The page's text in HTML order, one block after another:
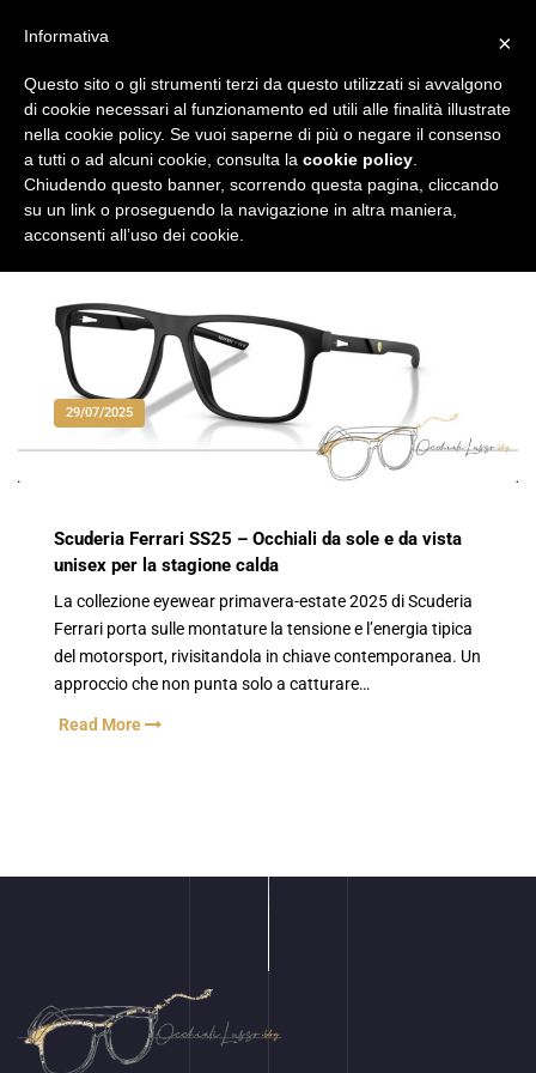
29/07/2025
Scuderia Ferrari SS25 – Occhiali da sole e da vista
unisex per la stagione calda
La collezione eyewear primavera-estate 2025 di Scuderia
Ferrari porta sulle montature la tensione e l’energia tipica
del motorsport, rivisitandola in chiave contemporanea. Un
approccio che non punta solo a catturare…
Read More
×
Informativa
Questo sito o gli strumenti terzi da questo utilizzati si avvalgono
di cookie necessari al funzionamento ed utili alle finalità illustrate
nella cookie policy. Se vuoi saperne di più o negare il consenso
a tutti o ad alcuni cookie, consulta la cookie policy
Chiudendo questo banner, scorrendo questa pagina, cliccando
su un link o proseguendo la navigazione in altra maniera,
acconsenti all’uso dei cookie.